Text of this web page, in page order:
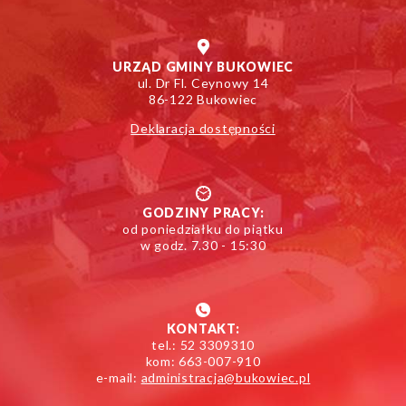
URZĄD GMINY BUKOWIEC
ul. Dr Fl. Ceynowy 14
86-122 Bukowiec
Deklaracja dostępności
GODZINY PRACY:
od poniedziałku do piątku
w godz. 7.30 - 15:30
KONTAKT:
tel.: 52 3309310
kom: 663-007-910
e-mail: administracja@bukowiec.pl